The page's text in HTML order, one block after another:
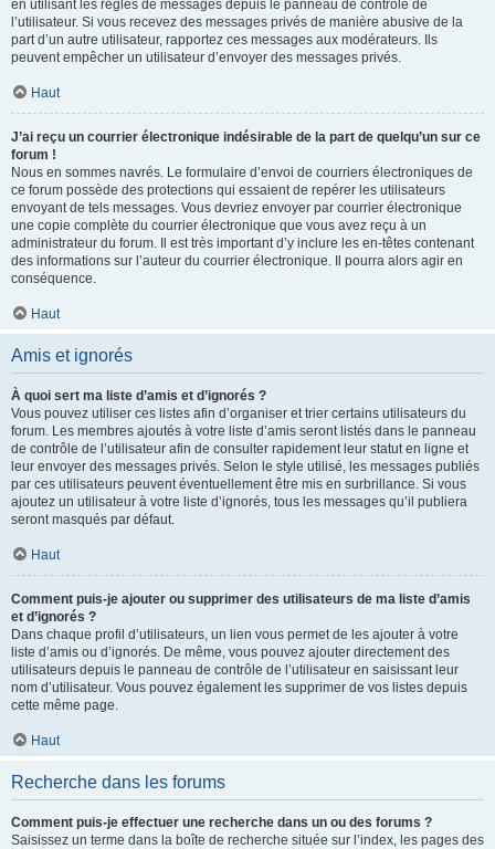
en utilisant les règles de messages depuis le panneau de contrôle de
l’utilisateur. Si vous recevez des messages privés de manière abusive de la
part d’un autre utilisateur, rapportez ces messages aux modérateurs. Ils
peuvent empêcher un utilisateur d’envoyer des messages privés.
Haut
J’ai reçu un courrier électronique indésirable de la part de quelqu’un sur ce
forum !
Nous en sommes navrés. Le formulaire d’envoi de courriers électroniques de
ce forum possède des protections qui essaient de repérer les utilisateurs
envoyant de tels messages. Vous devriez envoyer par courrier électronique
une copie complète du courrier électronique que vous avez reçu à un
administrateur du forum. Il est très important d’y inclure les en-têtes contenant
des informations sur l’auteur du courrier électronique. Il pourra alors agir en
conséquence.
Haut
Amis et ignorés
À quoi sert ma liste d’amis et d’ignorés ?
Vous pouvez utiliser ces listes afin d’organiser et trier certains utilisateurs du
forum. Les membres ajoutés à votre liste d’amis seront listés dans le panneau
de contrôle de l’utilisateur afin de consulter rapidement leur statut en ligne et
leur envoyer des messages privés. Selon le style utilisé, les messages publiés
par ces utilisateurs peuvent éventuellement être mis en surbrillance. Si vous
ajoutez un utilisateur à votre liste d’ignorés, tous les messages qu’il publiera
seront masqués par défaut.
Haut
Comment puis-je ajouter ou supprimer des utilisateurs de ma liste d’amis
et d’ignorés ?
Dans chaque profil d’utilisateurs, un lien vous permet de les ajouter à votre
liste d’amis ou d’ignorés. De même, vous pouvez ajouter directement des
utilisateurs depuis le panneau de contrôle de l’utilisateur en saisissant leur
nom d’utilisateur. Vous pouvez également les supprimer de vos listes depuis
cette même page.
Haut
Recherche dans les forums
Comment puis-je effectuer une recherche dans un ou des forums ?
Saisissez un terme dans la boîte de recherche située sur l’index, les pages des